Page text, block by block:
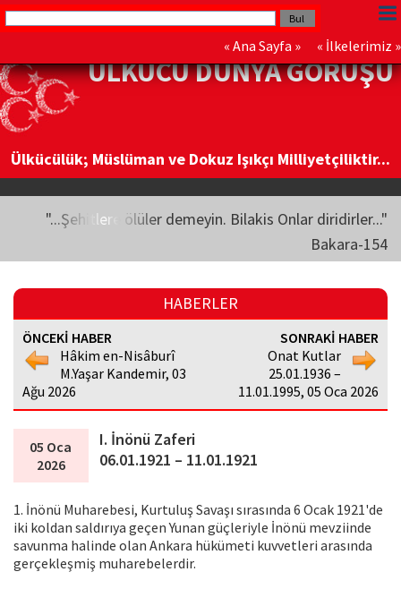
« Ana Sayfa » « İlkelerimiz »
ÜLKÜCÜ DÜNYA GÖRÜŞÜ
Ülkücülük; Müslüman ve Dokuz Işıkçı Milliyetçiliktir...
"...Şehitlere ölüler demeyin. Bilakis Onlar diridirler..."
Bakara-154
HABERLER
ÖNCEKİ HABER
Hâkim en-Nisâburî
M.Yaşar Kandemir, 03
Ağu 2026
SONRAKİ HABER
Onat Kutlar
25.01.1936 –
11.01.1995, 05 Oca 2026
05 Oca
2026
I. İnönü Zaferi
06.01.1921 – 11.01.1921
1. İnönü Muharebesi, Kurtuluş Savaşı sırasında 6 Ocak 1921'de
iki koldan saldırıya geçen Yunan güçleriyle İnönü mevziinde
savunma halinde olan Ankara hükümeti kuvvetleri arasında
gerçekleşmiş muharebelerdir.